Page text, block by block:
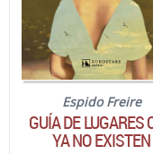
Espido Freire
GUÍA DE LUGARES
YA NO EXISTEN